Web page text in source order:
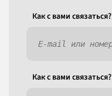
Как c вами связаться?
Как c вами связаться?